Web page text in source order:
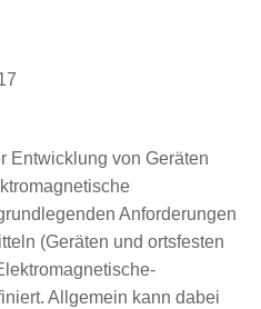
Entwicklung von Geräten
Anforderungen
(Geräten und ortsfesten
Allgemein kann dabei